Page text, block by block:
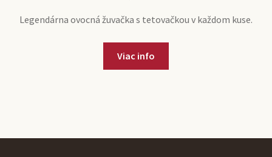
Legendárna ovocná žuvačka s tetovačkou v každom kuse.
Viac info